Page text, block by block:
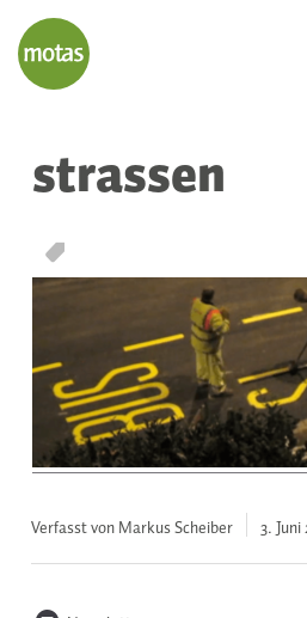
strassen
T
Verfasst von Markus Scheiber 3. Juni